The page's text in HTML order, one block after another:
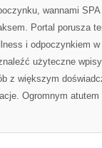
wannami
Portal porusza
i odpoczynkiem
użyteczne
z większym
Ogromnym